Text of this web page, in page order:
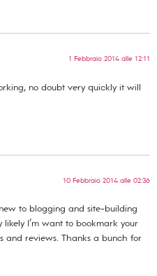
1 Febbraio 2014 alle 12:11
no doubt very quickly it will
10 Febbraio 2014 alle 02:36
to blogging and site-building
likely I’m want to bookmark your
and reviews. Thanks a bunch for